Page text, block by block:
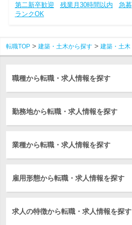
第二新卒歓迎
残業月30時間以内 急募
ランクOK
転職TOP 建築・土木から探す 建築・土木
職種から転職・求人情報を探す
勤務地から転職・求人情報を探す
業種から転職・求人情報を探す
雇用形態から転職・求人情報を探す
求人の特徴から転職・求人情報を探す